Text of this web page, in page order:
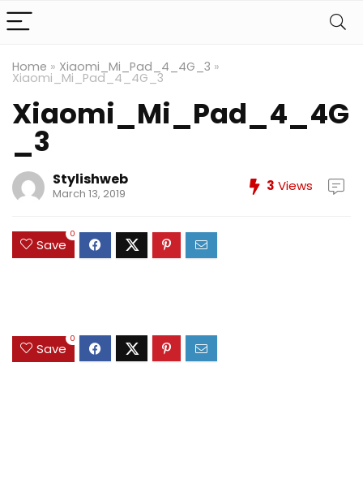
Home » Xiaomi_Mi_Pad_4_4G_3 »
Xiaomi_Mi_Pad_4_4G_3
Xiaomi_Mi_Pad_4_4G
_3
Stylishweb
March 13, 2019 3 Views
Save
0
Save
0